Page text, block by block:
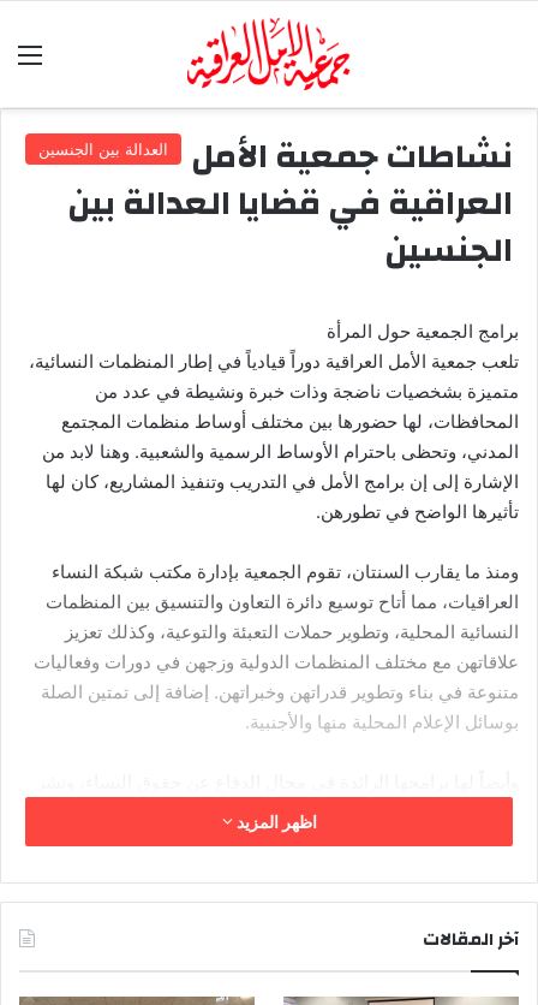
العدالة بين الجنسين نشاطات جمعية الأمل
العراقية في قضايا العدالة بين
الجنسين
برامج الجمعية حول المرأة
تلعب جمعية الأمل العراقية دوراً قيادياً في إطار المنظمات النسائية،
متميزة بشخصيات ناضجة وذات خبرة ونشيطة في عدد من
المحافظات، لها حضورها بين مختلف أوساط منظمات المجتمع
المدني، وتحظى باحترام الأوساط الرسمية والشعبية. وهنا لابد من
الإشارة إلى إن برامج الأمل في التدريب وتنفيذ المشاريع، كان لها
تأثيرها الواضح في تطورهن.
ومنذ ما يقارب السنتان، تقوم الجمعية بإدارة مكتب شبكة النساء
العراقيات، مما أتاح توسيع دائرة التعاون والتنسيق بين المنظمات
النسائية المحلية، وتطوير حملات التعبئة والتوعية، وكذلك تعزيز
علاقاتهن مع مختلف المنظمات الدولية وزجهن في دورات وفعاليات
متنوعة في بناء وتطوير قدراتهن وخبراتهن. إضافة إلى تمتين الصلة
بوسائل الإعلام المحلية منها والأجنبية.
ثقافة العدالة بين الجنسين في المجتمع. وقد أسهمت برامج الأمل في
التعليم والصحة في تعزيز مصداقيتها بين الأوساط الشعبية والرسمية،
كما تم تنفيذ مشاريع منتجة للدخل منها مشروع تربية الدواجن خلال
في محافظة أربيل. ونفذت ايضاً (مشروع تربية الحيوانات الصغيرة)،
اظهر المزيد
آخر المقالات